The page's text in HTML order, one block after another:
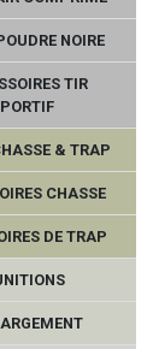
NOIRE
TIR
& TRAP
CHASSE
DE TRAP